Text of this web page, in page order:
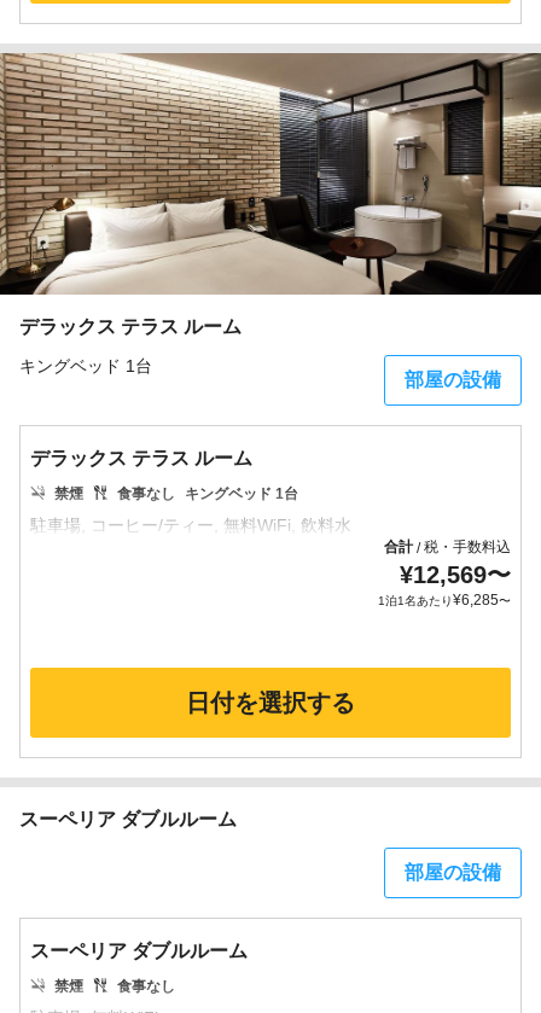
デラックス テラス ルーム
キングベッド 1台
部屋の設備
デラックス テラス ルーム
禁煙 食事なし キングベッド 1台
合計/税・手数料込
¥12,569〜
1泊1名あたり¥6,285〜
日付を選択する
スーペリア ダブルルーム
部屋の設備
スーペリア ダブルルーム
禁煙 食事なし